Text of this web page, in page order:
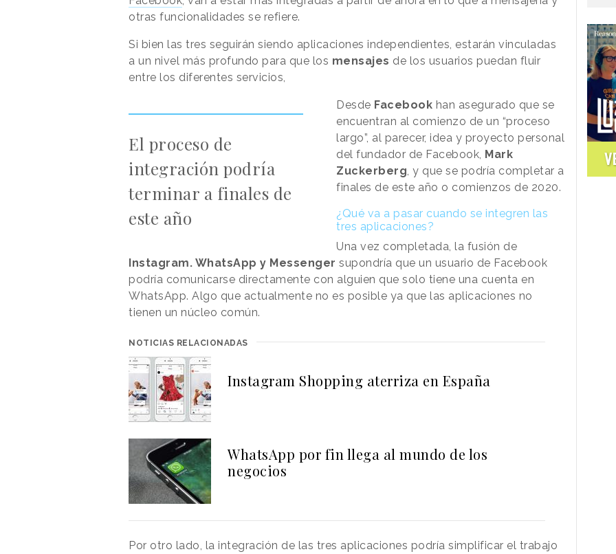
otras funcionalidades se refiere.
Si bien las tres seguirán siendo aplicaciones independientes, estarán vinculadas
a un nivel más profundo para que los mensajes de los usuarios puedan fluir
entre los diferentes servicios,
El proceso de
integración podría
terminar a finales de
este año
Desde Facebook han asegurado que se
encuentran al comienzo de un “proceso
largo”, al parecer, idea y proyecto personal
del fundador de Facebook, Mark
Zuckerberg , y que se podría completar a
finales de este año o comienzos de 2020.
¿Qué va a pasar cuando se integren las
tres aplicaciones?
Una vez completada, la fusión de
Instagram. WhatsApp y Messenger supondría que un usuario de Facebook
podría comunicarse directamente con alguien que solo tiene una cuenta en
WhatsApp. Algo que actualmente no es posible ya que las aplicaciones no
tienen un núcleo común.
NOTICIAS RELACIONADAS
Instagram Shopping aterriza en España
WhatsApp por fin llega al mundo de los
negocios
Por otro lado, la integración de las tres aplicaciones podría simplificar el trabajo